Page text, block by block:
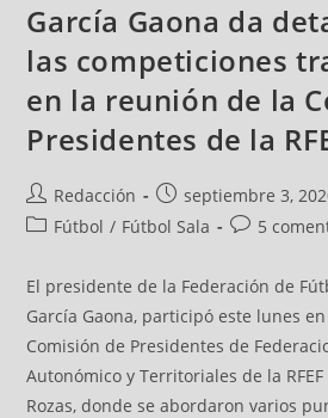
García Gaona da
las competiciones
en la reunión de la
Presidentes de la
Redacción
septiembre 3,
Fútbol / Fútbol Sala 5
El presidente de la Federación de
García Gaona, participó este lunes
Comisión de Presidentes de
Autonómico y Territoriales de la
Rozas, donde se abordaron varios